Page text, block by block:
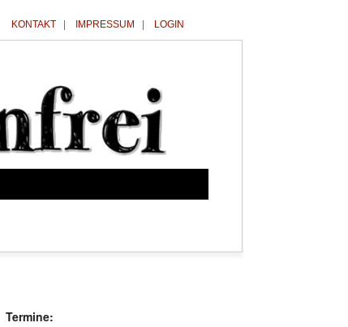
KONTAKT IMPRESSUM LOGIN
Termine: